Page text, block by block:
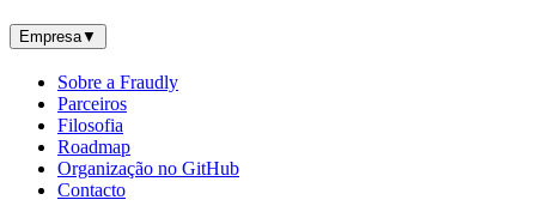
Empresa▼
Sobre a Fraudly
Parceiros
Filosofia
Roadmap
Organização no GitHub
Contacto